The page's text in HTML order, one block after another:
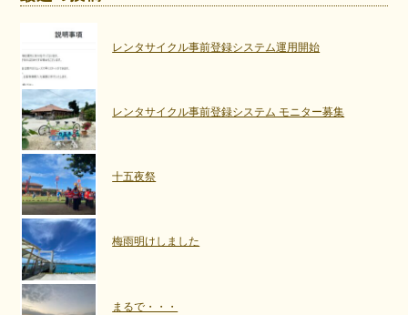
レンタサイクル事前登録システム運用開始
レンタサイクル事前登録システム モニター募集
十五夜祭
梅雨明けしました
まるで・・・